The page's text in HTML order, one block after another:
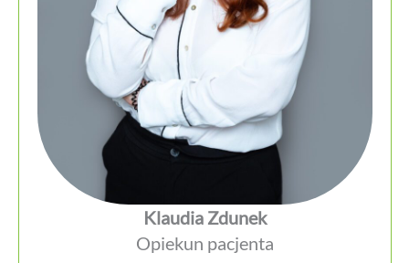
Klaudia Zdunek
Opiekun pacjenta